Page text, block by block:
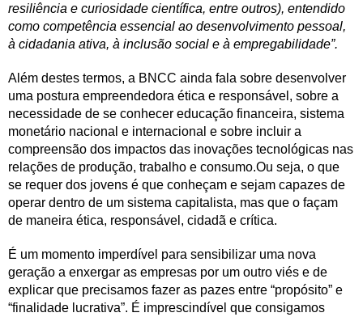
resiliência e curiosidade científica, entre outros), entendido
como competência essencial ao desenvolvimento pessoal,
à cidadania ativa, à inclusão social e à empregabilidade”.
Além destes termos, a BNCC ainda fala sobre desenvolver
uma postura empreendedora ética e responsável, sobre a
necessidade de se conhecer educação financeira, sistema
monetário nacional e internacional e sobre incluir a
compreensão dos impactos das inovações tecnológicas nas
relações de produção, trabalho e consumo.Ou seja, o que
se requer dos jovens é que conheçam e sejam capazes de
operar dentro de um sistema capitalista, mas que o façam
de maneira ética, responsável, cidadã e crítica.
É um momento imperdível para sensibilizar uma nova
geração a enxergar as empresas por um outro viés e de
explicar que precisamos fazer as pazes entre “propósito” e
“finalidade lucrativa”. É imprescindível que consigamos